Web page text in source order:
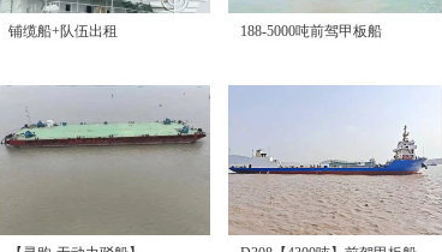
铺缆船+队伍出租 188-5000吨前驾甲板船